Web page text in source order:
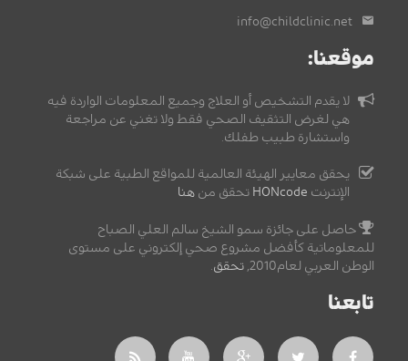
info@childclinic.net
موقعنا:
لا يقدم التشخيص أو العلاج وجميع المعلومات الواردة فيه
هي لغرض التثقيف الصحي فقط ولا تغني عن مراجعة
واستشارة طبيب طفلك.
يحقق معايير الهيئة العالمية للمواقع الطبية على شبكة
الإنترنت HONcode تحقق من هنا
حاصل على جائزة سمو الشيخ سالم العلي الصباح
للمعلوماتية كأفضل مشروع صحي إلكتروني على مستوى
الوطن العربي لعام2010,
تحقق
تابعنا